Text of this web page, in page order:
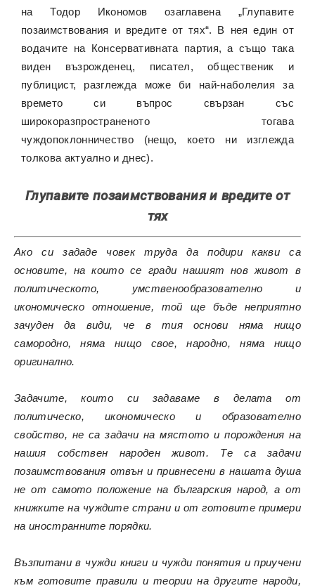
на Тодор Икономов озаглавена „Глупавите
позаимствования и вредите от тях“. В нея един от
водачите на Консервативната партия, а също така
виден възрожденец, писател, общественик и
публицист, разглежда може би най-наболелия за
времето си въпрос свързан със
широкоразпространеното тогава
чуждопоклонничество (нещо, което ни изглежда
толкова актуално и днес).
Глупавите позаимствования и вредите от
тях
Ако си зададе човек труда да подири какви са
основите, на които се гради нашият нов живот в
политическото, умственообразователно и
икономическо отношение, той ще бъде неприятно
зачуден да види, че в тия основи няма нищо
самородно, няма нищо свое, народно, няма нищо
оригинално.
Задачите, които си задаваме в делата от
политическо, икономическо и образователно
свойство, не са задачи на мястото и порождения на
нашия собствен народен живот. Те са задачи
позаимствования отвън и привнесени в нашата душа
не от самото положение на българския народ, а от
книжките на чуждите страни и от готовите примери
на иностранните порядки.
Възпитани в чужди книги и чужди понятия и приучени
към готовите правили и теории на другите народи,